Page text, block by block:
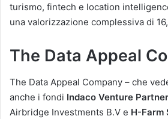
turismo, fintech e location
una valorizzazione complessiva di
The Data Appeal
The Data Appeal Company – che
anche i fondi Indaco Venture
Airbridge Investments B.V e H-Farm